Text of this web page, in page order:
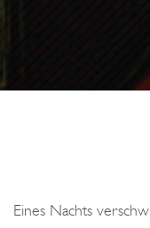
Eines Nachts